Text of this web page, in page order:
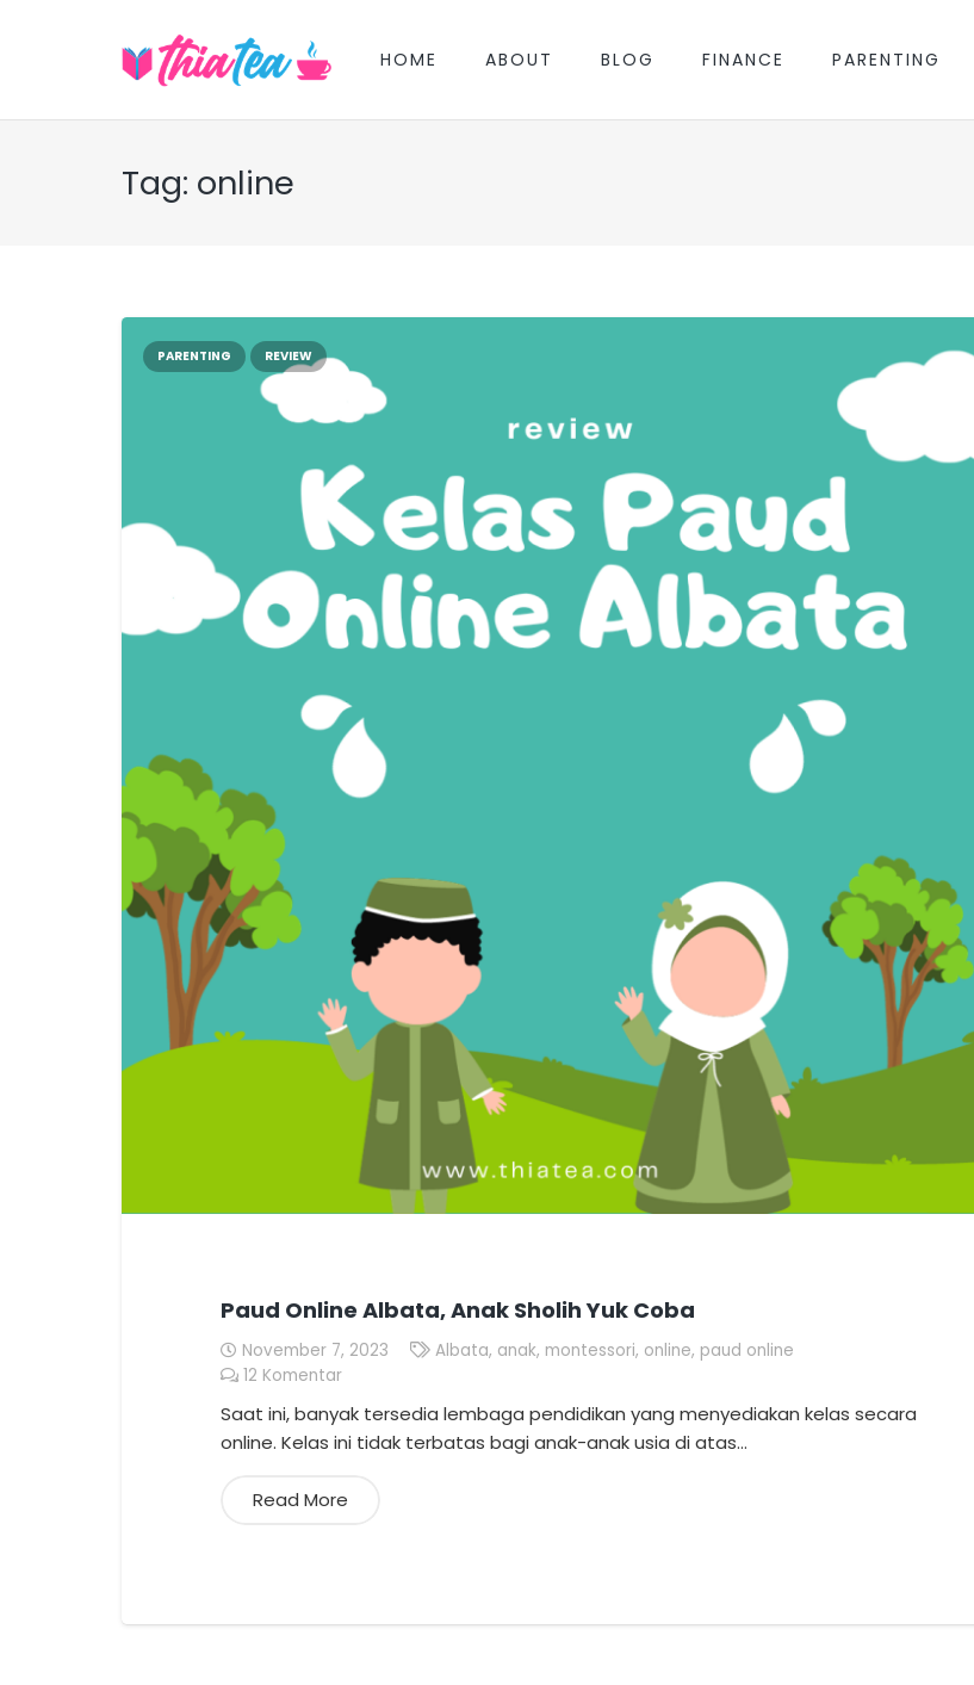
HOME ABOUT BLOG FINANCE PARENTING
Tag: online
PARENTING REVIEW
Paud Online Albata, Anak Sholih Yuk Coba
November 7, 2023 Albata, anak, montessori, online, paud online
12 Komentar
Saat ini, banyak tersedia lembaga pendidikan yang menyediakan kelas secara
online. Kelas ini tidak terbatas bagi anak-anak usia di atas…
Read More